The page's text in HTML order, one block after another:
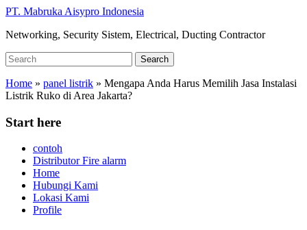
Skip
main
PT. Mabruka Aisypro Indonesia
Networking, Security Sistem, Electrical, Ducting Contractor
Search
for:
Search
Home » panel listrik » Mengapa Anda Harus Memilih Jasa Instalasi
Listrik Ruko di Area Jakarta?
Start here
contoh
Distributor Fire alarm
Home
Hubungi Kami
Lokasi Kami
Profile